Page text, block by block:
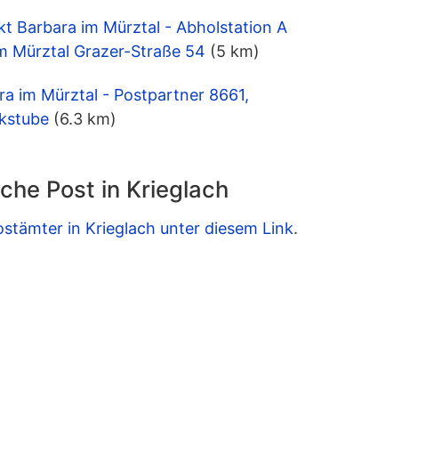
Barbara im Mürztal - Abholstation A
Mürztal Grazer-Straße 54 (5 km)
im Mürztal - Postpartner 8661,
(6.3 km)
Post in Krieglach
in Krieglach unter diesem Link.